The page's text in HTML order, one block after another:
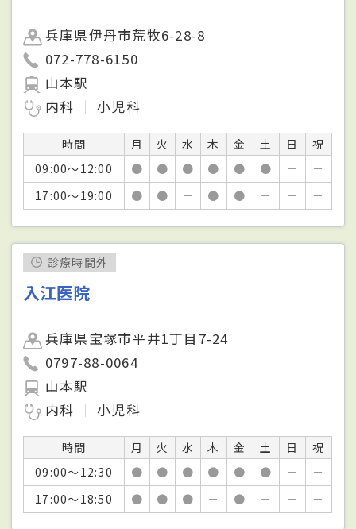
兵庫県伊丹市荒牧6-28-8
072-778-6150
山本駅
内科
小児科
時間 月 火 水 木 金 土 日
祝
09:00～12:00
● ● ● ● ● ● －
－
17:00～19:00
● ● － ● ● － － －
診療時間外
入江医院
兵庫県宝塚市平井1丁目7-24
0797-88-0064
山本駅
内科
小児科
時間 月 火 水 木 金 土 日
祝
09:00～12:30
● ● ● ● ● ● －
－
17:00～18:50
● ● ● － ● － － －